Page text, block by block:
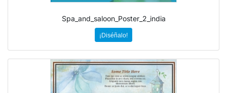
Spa_and_saloon_Poster_2_india
¡Diséñalo!